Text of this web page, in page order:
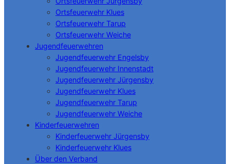
Ortsfeuerwehr Klues
Ortsfeuerwehr Tarup
Ortsfeuerwehr Weiche
Jugendfeuerwehren
Jugendfeuerwehr Engelsby
Jugendfeuerwehr Innenstadt
Jugendfeuerwehr Jürgensby
Jugendfeuerwehr Klues
Jugendfeuerwehr Tarup
Jugendfeuerwehr Weiche
Kinderfeuerwehren
Kinderfeuerwehr Jürgensby
Kinderfeuerwehr Klues
Über den Verband